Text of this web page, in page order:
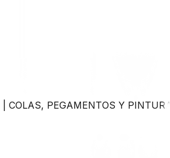
COLAS, PEGAMENTOS Y PINTURA